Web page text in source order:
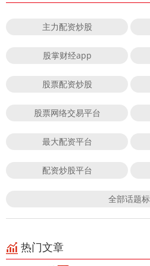
主力配资炒股
股掌财经app
股票配资炒股
股票网络交易平台
最大配资平台
配资炒股平台
全部话题
热门文章